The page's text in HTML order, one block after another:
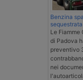
Benzina
Le Fiamme
di Padova
preventivo
nei